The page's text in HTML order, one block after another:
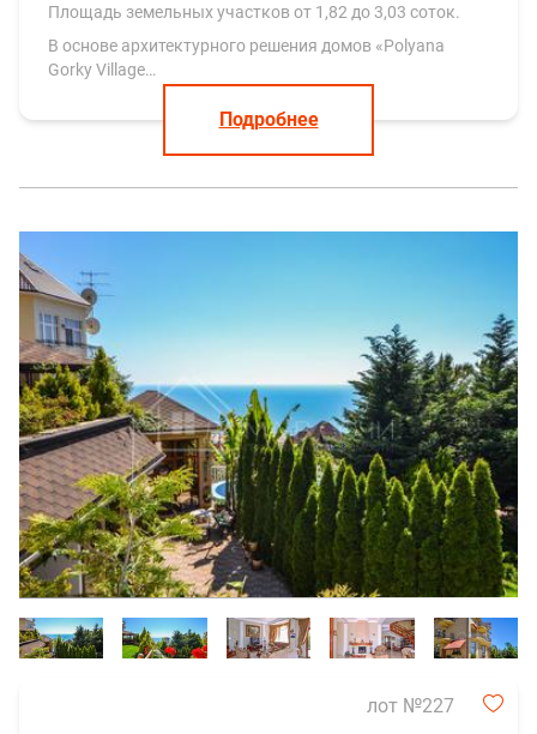
Площадь земельных участков от 1,82 до 3,03 соток.
В основе архитектурного решения домов «Polyana
Gorky Village…
Подробнее
лот №227